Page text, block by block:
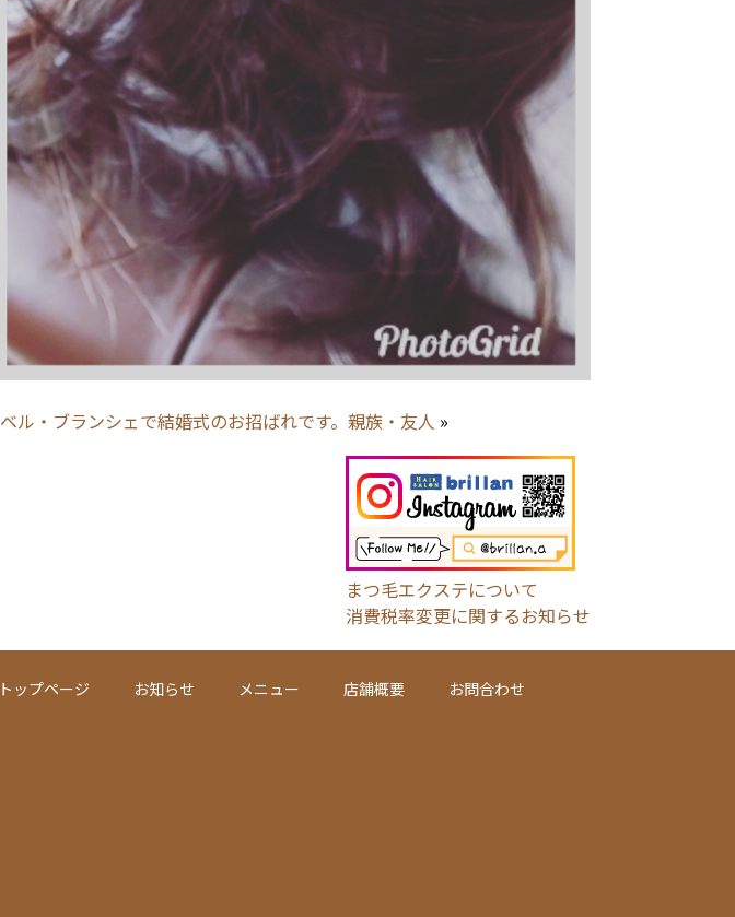
ベル・ブランシェで結婚式のお招ばれです。親族・友人 »
まつ毛エクステについて
消費税率変更に関するお知らせ
トップページ お知らせ メニュー 店舗概要 お問合わせ